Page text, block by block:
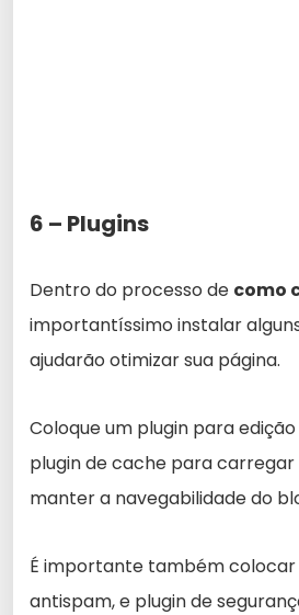
6 – Plugins
Dentro do processo de como
importantíssimo instalar
ajudarão otimizar sua página.
Coloque um plugin para
plugin de cache para carregar
manter a navegabilidade do
É importante também colocar
antispam, e plugin de